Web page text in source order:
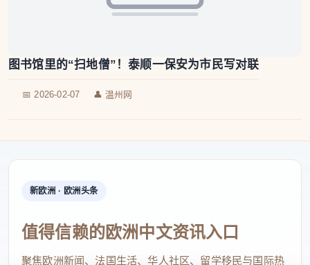
图书馆里的“扫地僧”！泰顺一保安为市民写对联
📅 2026-02-07 👤 温州网
新欧洲 · 欧洲头条
值得信赖的欧洲中文资讯入口
聚焦欧洲新闻、法国生活、华人社区、留学移民与国际热